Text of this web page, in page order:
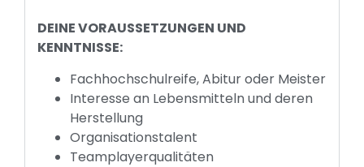
DEINE VORAUSSETZUNGEN UND
KENNTNISSE:
Fachhochschulreife, Abitur oder Meister
Interesse an Lebensmitteln und deren
Herstellung
Organisationstalent
Teamplayerqualitäten